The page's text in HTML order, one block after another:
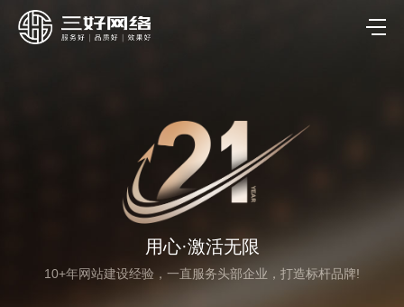
用心·激活无限
10+年网站建设经验，一直服务头部企业，打造标杆品牌!